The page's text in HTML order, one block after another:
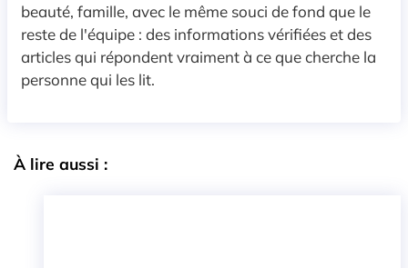
beauté, famille, avec le même souci de fond que le
reste de l'équipe : des informations vérifiées et des
articles qui répondent vraiment à ce que cherche la
personne qui les lit.
À lire aussi :